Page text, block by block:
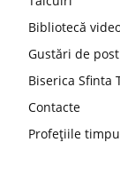
Bibliotecă
Gustări de post
Biserica Sfinta
Contacte
Profețiile